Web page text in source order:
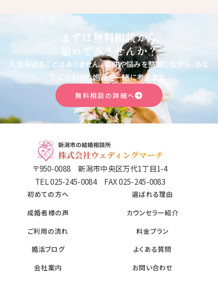
まずは無料相談から
始めてみませんか？
入会を迫ることはありません。条件や悩みを整理しながら、あな
たに合わせた婚活を一緒に考えます。
無料相談の詳細へ
〒950-0088 新潟市中央区万代1丁目1-4
TEL 025-245-0084 FAX 025-245-0083
初めての方へ
選ばれる理由
成婚者様の声
カウンセラー紹介
ご利用の流れ
料金プラン
婚活ブログ
よくある質問
会社案内
お問い合わせ